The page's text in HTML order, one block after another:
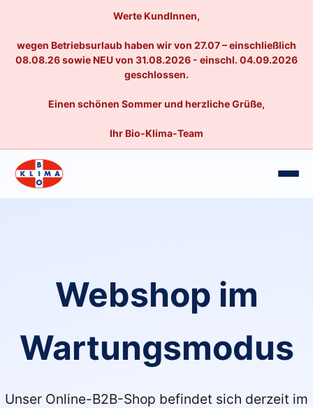
Werte KundInnen,
wegen Betriebsurlaub haben wir von 27.07 – einschließlich
08.08.26 sowie NEU von 31.08.2026 - einschl. 04.09.2026
geschlossen.
Einen schönen Sommer und herzliche Grüße,
Ihr Bio-Klima-Team
Webshop im
Wartungsmodus
Unser Online-B2B-Shop befindet sich derzeit im